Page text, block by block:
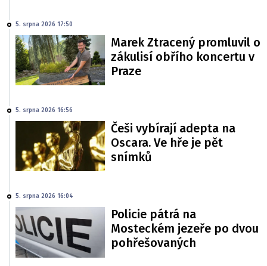
5. srpna 2026 17:50
Marek Ztracený promluvil o
zákulisí obřího koncertu v
Praze
5. srpna 2026 16:56
Češi vybírají adepta na
Oscara. Ve hře je pět
snímků
5. srpna 2026 16:04
Policie pátrá na
Mosteckém jezeře po dvou
pohřešovaných